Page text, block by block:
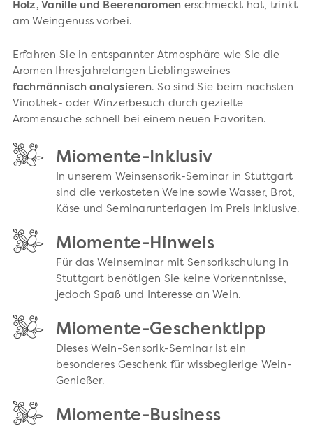
Holz, Vanille und Beerenaromen erschmeckt hat, trinkt
am Weingenuss vorbei.
Erfahren Sie in entspannter Atmosphäre wie Sie die
Aromen Ihres jahrelangen Lieblingsweines
fachmännisch analysieren. So sind Sie beim nächsten
Vinothek- oder Winzerbesuch durch gezielte
Aromensuche schnell bei einem neuen Favoriten.
Miomente-Inklusiv
In unserem Weinsensorik-Seminar in Stuttgart
sind die verkosteten Weine sowie Wasser, Brot,
Käse und Seminarunterlagen im Preis inklusive.
Miomente-Hinweis
Für das Weinseminar mit Sensorikschulung in
Stuttgart benötigen Sie keine Vorkenntnisse,
jedoch Spaß und Interesse an Wein.
Miomente-Geschenktipp
Dieses Wein-Sensorik-Seminar ist ein
besonderes Geschenk für wissbegierige Wein-
Genießer.
Miomente-Business